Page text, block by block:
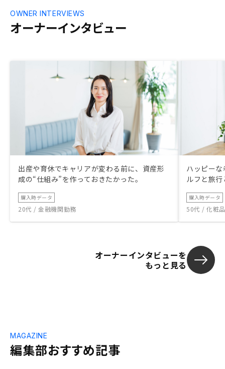
オーナーインタビュー
OWNER INTERVIEWS
出産や育休でキャリアが変わる前に、資産形
成の“仕組み”を作っておきたかった。
購入時データ
20代 / 金融機関勤務
ハッピー
ルフと旅
購入時データ
50代 / 化粧
オーナーインタビューを
もっと見る
編集部おすすめ記事
MAGAZINE